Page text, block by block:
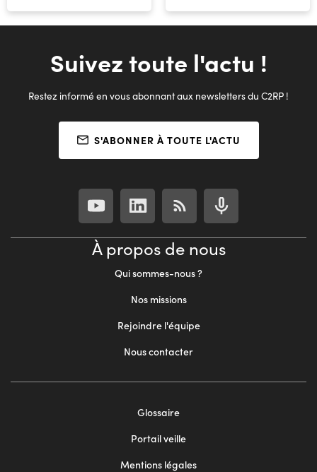
Suivez toute l'actu !
Restez informé en vous abonnant aux newsletters du C2RP !
S'ABONNER À TOUTE L'ACTU
À propos de nous
Qui sommes-nous ?
Nos missions
Rejoindre l'équipe
Nous contacter
Glossaire
Portail veille
Mentions légales